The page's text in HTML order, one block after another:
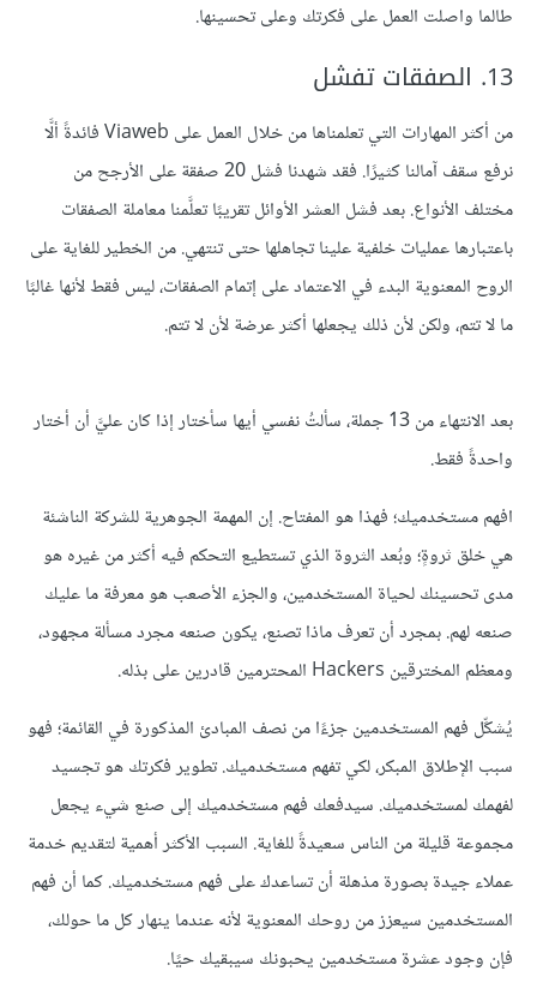
طالما واصلت العمل على فكرتك وعلى تحسينها.
13. الصفقات تفشل
من أكثر المهارات التي تعلمناها من خلال العمل على Viaweb فائدةً ألَّا
نرفع سقف آمالنا كثيرًا. فقد شهدنا فشل 20 صفقة على الأرجح من
مختلف الأنواع. بعد فشل العشر الأوائل تقريبًا تعلَّمنا معاملة الصفقات
باعتبارها عمليات خلفية علينا تجاهلها حتى تنتهي. من الخطير للغاية على
الروح المعنوية البدء في الاعتماد على إتمام الصفقات، ليس فقط لأنها غالبًا
ما لا تتم، ولكن لأن ذلك يجعلها أكثر عرضة لأن لا تتم.
بعد الانتهاء من 13 جملة، سألتُ نفسي أيها سأختار إذا كان عليَّ أن أختار
واحدةً فقط.
افهم مستخدميك؛ فهذا هو المفتاح. إن المهمة الجوهرية للشركة الناشئة
هي خلق ثروةٍ؛ وبُعد الثروة الذي تستطيع التحكم فيه أكثر من غيره هو
مدى تحسينك لحياة المستخدمين، والجزء الأصعب هو معرفة ما عليك
صنعه لهم. بمجرد أن تعرف ماذا تصنع، يكون صنعه مجرد مسألة مجهود،
ومعظم المخترقين Hackers المحترمين قادرين على بذله.
يُشكِّل فهم المستخدمين جزءًا من نصف المبادئ المذكورة في القائمة؛ فهو
سبب الإطلاق المبكر، لكي تفهم مستخدميك. تطوير فكرتك هو تجسيد
لفهمك لمستخدميك. سيدفعك فهم مستخدميك إلى صنع شيء يجعل
مجموعة قليلة من الناس سعيدةً للغاية. السبب الأكثر أهمية لتقديم خدمة
عملاء جيدة بصورة مذهلة أن تساعدك على فهم مستخدميك. كما أن فهم
المستخدمين سيعزز من روحك المعنوية لأنه عندما ينهار كل ما حولك،
فإن وجود عشرة مستخدمين يحبونك سيبقيك حيًا.